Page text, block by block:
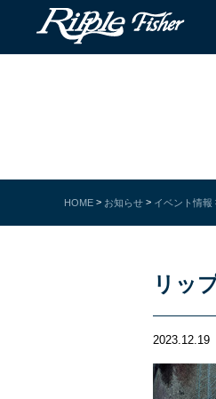
HOME > お知らせ > イベント情報
リッ
2023.12.19